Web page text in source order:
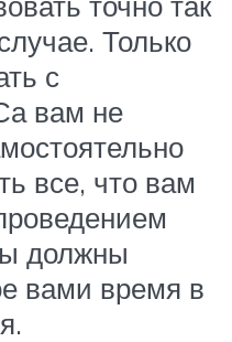
Только
с
вам не
все, что вам
должны
вами время в